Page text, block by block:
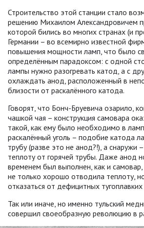
Строительство этой станции стало
решению Михаилом Александровичем
которой бились во многих странах (и
Германии – во всемирно известной
повышения мощности ламп, что было
определённым парадоксом: с одной
лампы нужно разогревать катод, а с
охлаждать анод, расположенный в
близости от раскалённого катода.
Говорят, что Бонч-Бруевича озарило,
чашкой чая – конструкция самовара
такой, как ему было необходимо в
раскалённый уголь – подобие катода
трубу (разве это не анод?!), а снаружи
теплоту от горячей трубы. Даже анод
временем был выполнен, как и
не только хорошо отводила теплоту,
отказаться от дефицитных
Так или иначе, но именно тульский
совершил своеобразную революцию в